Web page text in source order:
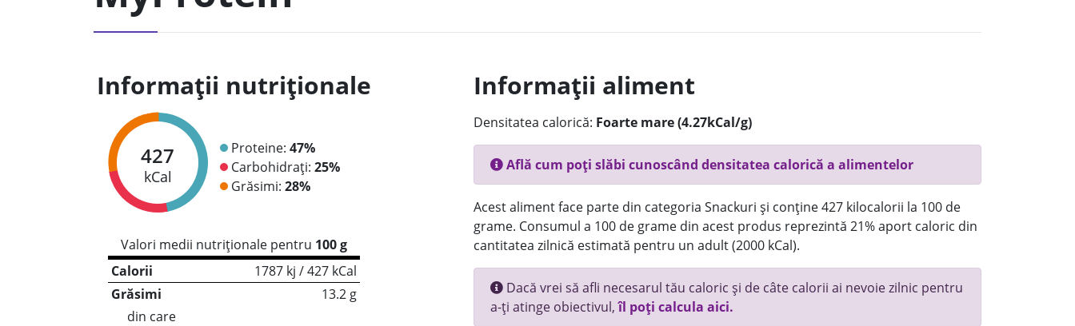
Informații nutriționale
427
kCal
Proteine: 47%
Carbohidrați: 25%
Grăsimi: 28%
Valori medii nutriționale pentru 100 g
Calorii
1787 kj / 427 kCal
Grăsimi
13.2 g
din care
Informații aliment
Densitatea calorică: Foarte mare (4.27kCal/g)
Află cum poți slăbi cunoscând densitatea calorică a alimentelor
Acest aliment face parte din categoria Snackuri și conține 427 kilocalorii la 100 de
grame. Consumul a 100 de grame din acest produs reprezintă 21% aport caloric din
cantitatea zilnică estimată pentru un adult (2000 kCal).
Dacă vrei să afli necesarul tău caloric și de câte calorii ai nevoie zilnic pentru
a-ți atinge obiectivul,îl poți calcula aici.